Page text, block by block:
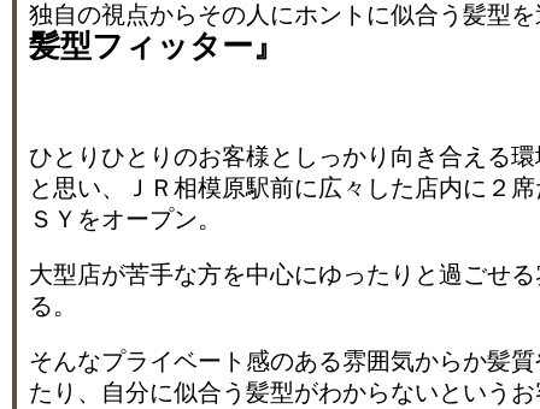
独自の視点からその人にホントに似合う髪型
髪型フィッター』
ひとりひとりのお客様としっかり向き合える
と思い、ＪＲ相模原駅前に広々した店内に２
ＳＹをオープン。
大型店が苦手な方を中心にゆったりと過ごせ
る。
そんなプライベート感のある雰囲気からか髪
たり、自分に似合う髪型がわからないという